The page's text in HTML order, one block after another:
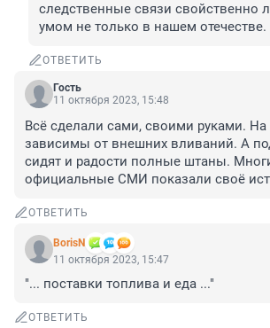
следственные связи свойственно
умом не только в нашем отечестве.
ОТВЕТИТЬ
Гость
11 октября 2023, 15:48
Всё сделали сами, своими руками. На
зависимы от внешних вливаний. А
сидят и радости полные штаны.
официальные СМИ показали своё
ОТВЕТИТЬ
BorisN
11 октября 2023, 15:47
"... поставки топлива и еда ..."
ОТВЕТИТЬ